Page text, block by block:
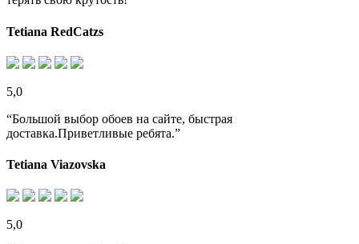
Tetiana RedCatzs
5,0
“Большой выбор обоев на сайте, быстрая
доставка.Приветливые ребята.”
Tetiana Viazovska
5,0